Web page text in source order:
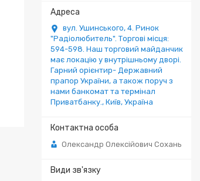
вул. Ушинського, 4. Ринок
"Радіолюбитель". Торгові місця:
594-598. Наш торговий майданчик
має локацію у внутрішньому дворі.
Гарний орієнтир- Державний
прапор України, а також поруч з
нами банкомат та термінал
Приватбанку., Київ, Україна
Олександр Олексійович Сохань